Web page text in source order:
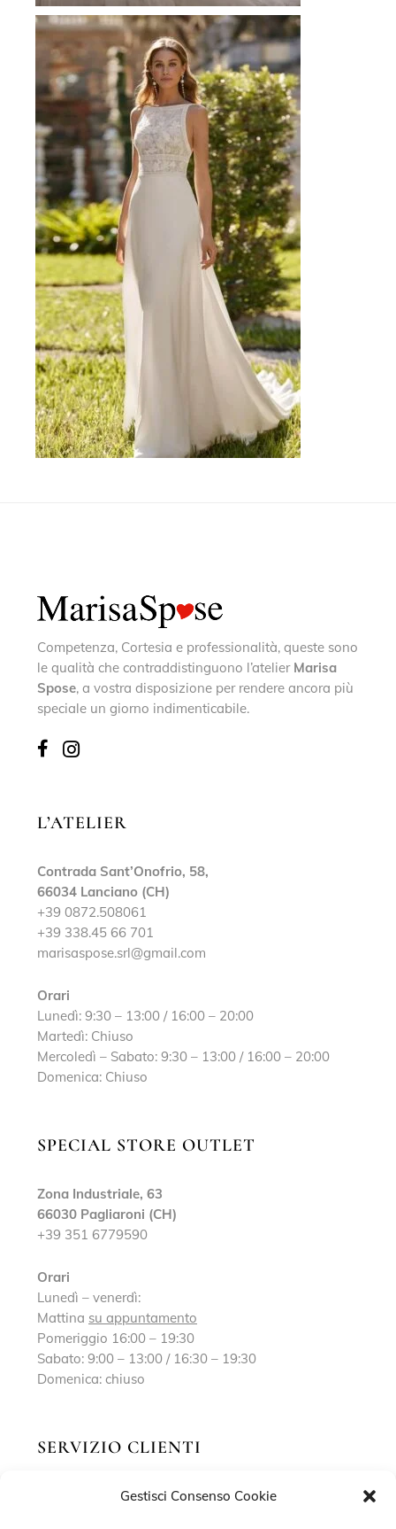
Gestisci Consenso Cookie
Competenza, Cortesia e professionalità, queste sono
le qualità che contraddistinguono l’atelier Marisa
Spose, a vostra disposizione per rendere ancora più
speciale un giorno indimenticabile.
L’ATELIER
Contrada Sant’Onofrio, 58,
66034 Lanciano (CH)
+39 0872.508061
+39 338.45 66 701
marisaspose.srl@gmail.com
Orari
Lunedì: 9:30 – 13:00 / 16:00 – 20:00
Martedì: Chiuso
Mercoledì – Sabato: 9:30 – 13:00 / 16:00 – 20:00
Domenica: Chiuso
SPECIAL STORE OUTLET
Zona Industriale, 63
66030 Pagliaroni (CH)
+39 351 6779590
Orari
Lunedì – venerdì:
Mattina su appuntamento
Pomeriggio 16:00 – 19:30
Sabato: 9:00 – 13:00 / 16:30 – 19:30
Domenica: chiuso
SERVIZIO CLIENTI
Richiedi un appuntamento